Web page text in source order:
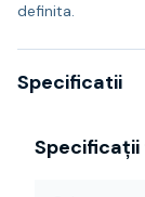
definita.
Specificatii
Specificații